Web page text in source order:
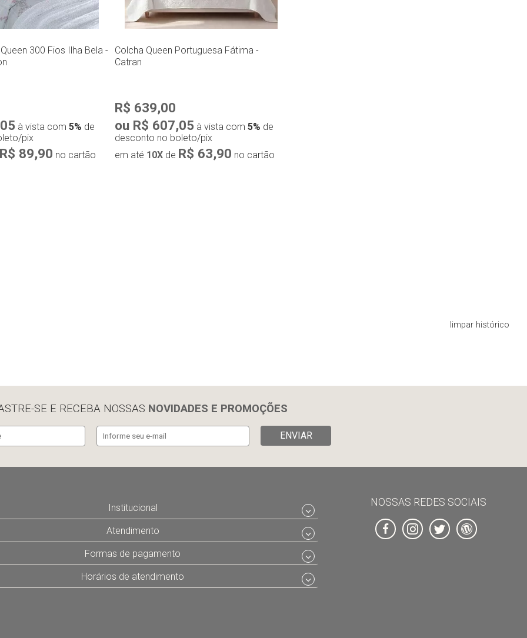
300 Fios Ilha Bela -
à vista com5% de
pix
R$ 89,90 no cartão
Colcha Queen Portuguesa Fátima -
Catran
R$ 639,00
ou R$ 607,05 à vista com5% de
desconto no boleto/pix
em até 10X de R$ 63,90 no cartão
limpar histórico
SE E RECEBA NOSSAS NOVIDADES E PROMOÇÕES
ENVIAR
Institucional
Atendimento
Formas de pagamento
Horários de atendimento
NOSSAS REDES SOCIAIS